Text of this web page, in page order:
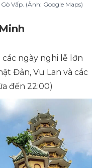
Vấp. (Ảnh: Google Maps)
các ngày nghi lễ lớn
Đản, Vu Lan và các
đến 22:00)